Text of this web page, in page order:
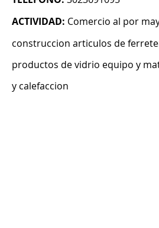
ACTIVIDAD: Comercio al por
construccion articulos de
productos de vidrio equipo y
y calefaccion